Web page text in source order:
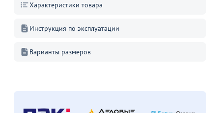
Характеристики товара
Инструкция по эксплуатации
Варианты размеров